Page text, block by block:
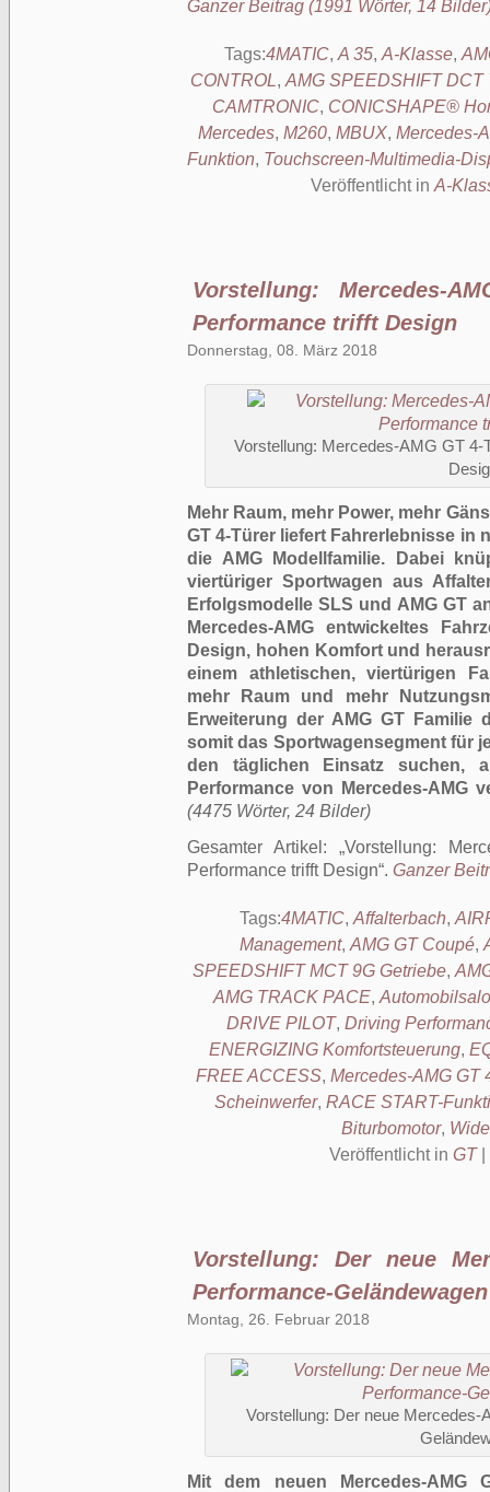
Ganzer Beitrag (1991 Wörter, 14
Tags:4MATIC, A 35, A-Klasse,
CONTROL, AMG SPEEDSHIFT
CAMTRONIC, CONICSHAPE®
Mercedes, M260, MBUX, Mercedes-
Funktion, Touchscreen-Multimedia-
Veröffentlicht in A-
Vorstellung: Mercedes-
Performance trifft Design
Donnerstag, 08. März 2018
Vorstellung: Mercedes-AMG GT
Mehr Raum, mehr Power, mehr
GT 4-Türer liefert Fahrerlebnisse in
die AMG Modellfamilie. Dabei
viertüriger Sportwagen aus
Erfolgsmodelle SLS und AMG GT
Mercedes-AMG entwickeltes
Design, hohen Komfort und
einem athletischen, viertürigen
mehr Raum und mehr
Erweiterung der AMG GT
somit das Sportwagensegment für
den täglichen Einsatz suchen,
Performance von Mercedes-AMG
(4475 Wörter, 24 Bilder)
Gesamter Artikel:
Vorstellung:
Performance trifft Design . Ganzer
Tags:4MATIC, Affalterbach,
Management, AMG GT Coupé,
SPEEDSHIFT MCT 9G Getriebe,
AMG TRACK PACE,
DRIVE PILOT, Driving
ENERGIZING Komfortsteuerung,
FREE ACCESS, Mercedes-AMG GT
Scheinwerfer, RACE START-
Biturbomotor,
Veröffentlicht in GT|
Vorstellung: Der neue
Performance-Geländewagen
Montag, 26. Februar 2018
Vorstellung: Der neue
Mit dem neuen Mercedes-